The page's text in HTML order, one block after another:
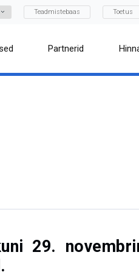
Teadmistebaas Toetus
Partnerid
29.